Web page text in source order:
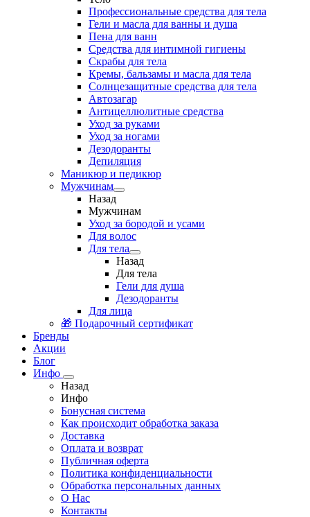
Профессиональные средства для тела
Гели и масла для ванны и душа
Пена для ванн
Средства для интимной гигиены
Скрабы для тела
Кремы, бальзамы и масла для тела
Солнцезащитные средства для тела
Автозагар
Антицеллюлитные средства
Уход за руками
Уход за ногами
Дезодоранты
Депиляция
Маникюр и педикюр
Мужчинам
Назад
Мужчинам
Уход за бородой и усами
Для волос
Для тела
Назад
Для тела
Гели для душа
Дезодоранты
Для лица
🎁 Подарочный сертификат
Бренды
Акции
Блог
Инфо
Назад
Инфо
Бонусная система
Как происходит обработка заказа
Доставка
Оплата и возврат
Публичная оферта
Политика конфиденциальности
Обработка персональных данных
О Нас
Контакты